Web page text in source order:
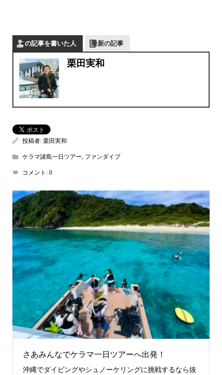
この記事を書いた人 最新の記事
栗田実和
投稿者: 栗田実和
ケラマ諸島一日ツアー, ファンダイブ
コメント: 0
さあみんなでケラマ一日ツアーへ出発！
沖縄でダイビングやシュノーケリングに挑戦するなら抜